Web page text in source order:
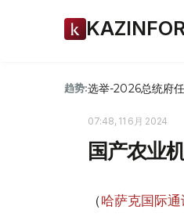
趋势:选举-2026总统府
07:48, 11 6月 2024
国产农业
（哈萨克国际